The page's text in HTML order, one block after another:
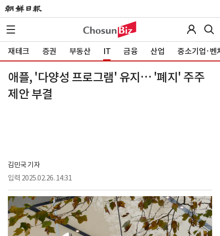
재테크 증권 부동산 IT 금융 산업 중소기업·벤
애플, '다양성 프로그램' 유지… '폐지' 주주
제안 부결
김민국 기자
입력 2025.02.26. 14:31